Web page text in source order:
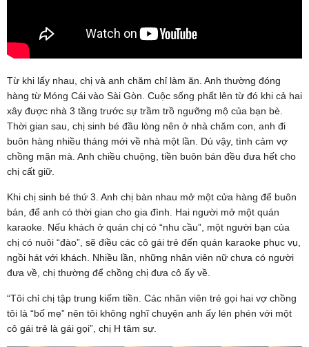
Từ khi lấy nhau, chị và anh chăm chỉ làm ăn. Anh thường đóng
hàng từ Móng Cái vào Sài Gòn. Cuộc sống phất lên từ đó khi cả hai
xây được nhà 3 tầng trước sự trầm trồ ngưỡng mộ của bạn bè.
Thời gian sau, chị sinh bé đầu lòng nên ở nhà chăm con, anh đi
buôn hàng nhiều tháng mới về nhà một lần. Dù vậy, tình cảm vợ
chồng mặn mà. Anh chiều chuộng, tiền buôn bán đều đưa hết cho
chị cất giữ.
Khi chị sinh bé thứ 3. Anh chị bàn nhau mở một cửa hàng để buôn
bán, để anh có thời gian cho gia đình. Hai người mở một quán
karaoke. Nếu khách ở quán chị có “nhu cầu”, một người bạn của
chị có nuôi “đào”, sẽ điều các cô gái trẻ đến quán karaoke phục vụ,
ngồi hát với khách. Nhiều lần, những nhân viên nữ chưa có người
đưa về, chị thường để chồng chị đưa cô ấy về.
“Tôi chỉ chị tập trung kiếm tiền. Các nhân viên trẻ gọi hai vợ chồng
tôi là “bố mẹ” nên tôi không nghĩ chuyện anh ấy lén phén với một
cô gái trẻ là gái gọi”, chị H tâm sự.